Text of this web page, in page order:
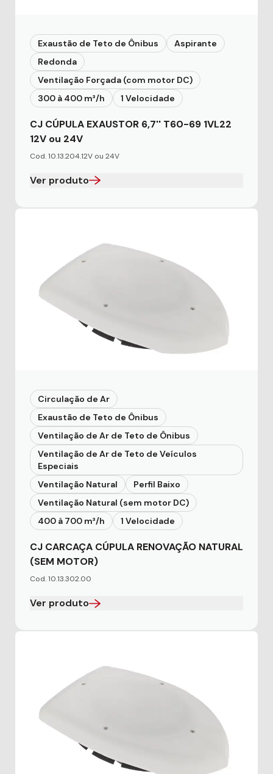
Exaustão de Teto de Ônibus
Aspirante
Redonda
Ventilação Forçada (com motor DC)
300 à 400 m³/h
1 Velocidade
CJ CÚPULA EXAUSTOR 6,7'' T60-69 1VL22
12V ou 24V
Cod. 10.13.204.12V ou 24V
Ver produto
Circulação de Ar
Exaustão de Teto de Ônibus
Ventilação de Ar de Teto de Ônibus
Ventilação de Ar de Teto de Veículos
Especiais
Ventilação Natural
Perfil Baixo
Ventilação Natural (sem motor DC)
400 à 700 m³/h
1 Velocidade
CJ CARCAÇA CÚPULA RENOVAÇÃO NATURAL
(SEM MOTOR)
Cod. 10.13.302.00
Ver produto